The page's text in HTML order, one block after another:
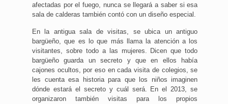
afectadas por el fuego, nunca se llegará a saber si esa
sala de calderas también contó con un diseño especial.
En la antigua sala de visitas, se ubica un antiguo
bargüeño, que es lo que más llama la atención a los
visitantes, sobre todo a las mujeres. Dicen que todo
bargüeño guarda un secreto y que en ellos había
cajones ocultos, por eso en cada visita de colegios, se
les cuenta esa historia para que los niños imaginen
dónde estará el secreto y cuál será. En el 2013, se
organizaron también visitas para los propios